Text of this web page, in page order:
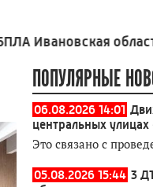
область 19:38
ПОПУЛЯРНЫЕ
06.08.2026 14:01
центральных
Это связано с
05.08.2026 15:44 3